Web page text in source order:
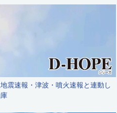
震速報・津波・噴火速報と連動し